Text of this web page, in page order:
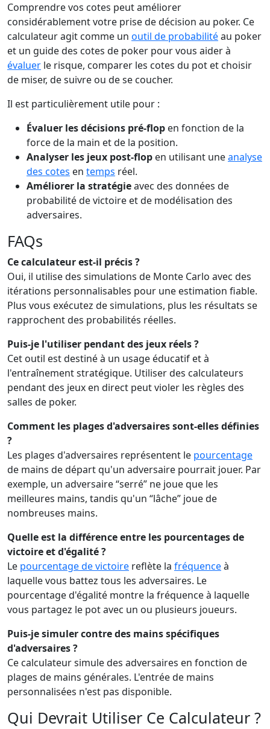
Comprendre vos cotes peut améliorer
considérablement votre prise de décision au poker. Ce
calculateur agit comme un outil de probabilitéau poker
et un guide des cotes de poker pour vous aider à
évaluer le risque, comparer les cotes du pot et choisir
de miser, de suivre ou de se coucher.
Il est particulièrement utile pour :
Évaluer les décisions pré-flop en fonction de la
force de la main et de la position.
Analyser les jeux post-flop en utilisant uneanalyse
des cotes en temps réel.
Améliorer la stratégieavec des données de
probabilité de victoire et de modélisation des
adversaires.
FAQs
Ce calculateur est-il précis ?
Oui, il utilise des simulations de Monte Carlo avec des
itérations personnalisables pour une estimation fiable.
Plus vous exécutez de simulations, plus les résultats se
rapprochent des probabilités réelles.
Puis-je l'utiliser pendant des jeux réels ?
Cet outil est destiné à un usage éducatif et à
l'entraînement stratégique. Utiliser des calculateurs
pendant des jeux en direct peut violer les règles des
salles de poker.
Comment les plages d'adversaires sont-elles définies
?
Les plages d'adversaires représentent le pourcentage
de mains de départ qu'un adversaire pourrait jouer. Par
exemple, un adversaire “serré” ne joue que les
meilleures mains, tandis qu'un “lâche” joue de
nombreuses mains.
Quelle est la différence entre les pourcentages de
victoire et d'égalité ?
Le pourcentage de victoire reflète la fréquenceà
laquelle vous battez tous les adversaires. Le
pourcentage d'égalité montre la fréquence à laquelle
vous partagez le pot avec un ou plusieurs joueurs.
Puis-je simuler contre des mains spécifiques
d'adversaires ?
Ce calculateur simule des adversaires en fonction de
plages de mains générales. L'entrée de mains
personnalisées n'est pas disponible.
Qui Devrait Utiliser Ce Calculateur ?